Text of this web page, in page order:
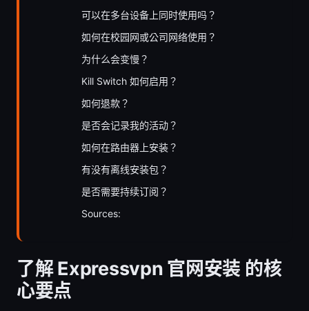
可以在多台设备上同时使用吗？
如何在校园网或公司网络使用？
为什么会变慢？
Kill Switch 如何启用？
如何退款？
是否会记录我的活动？
如何在路由器上安装？
有没有离线安装包？
是否需要持续订阅？
Sources:
了解 Expressvpn 官网安装 的核
心要点